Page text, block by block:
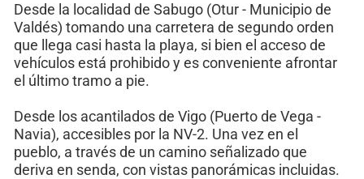
Desde la localidad de Sabugo (Otur - Municipio de
Valdés) tomando una carretera de segundo orden
que llega casi hasta la playa, si bien el acceso de
vehículos está prohibido y es conveniente afrontar
el último tramo a pie.
Desde los acantilados de Vigo (Puerto de Vega -
Navia), accesibles por la NV-2. Una vez en el
pueblo, a través de un camino señalizado que
deriva en senda, con vistas panorámicas incluidas.